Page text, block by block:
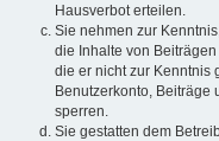
Hausverbot erteilen.
Sie nehmen zur
die Inhalte von
die er nicht zur Kenntnis
Benutzerkonto, Beiträge
sperren.
Sie gestatten dem